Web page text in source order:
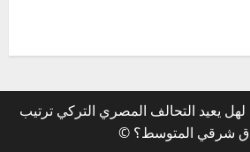
يعيد التحالف المصري التركي ترتيب
شرقي المتوسط؟ ©